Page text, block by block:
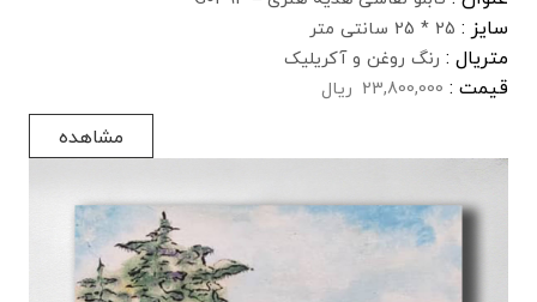
سایز : 25 * 25 سانتی متر
متریال : رنگ روغن و آکریلیک
قیمت : 23,800,000 ریال
مشاهده